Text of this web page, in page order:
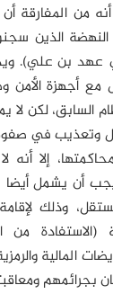
أنه من المفارقة
الذين
عهد بن علي).
مع أجهزة الأمن
السابق، لكن لا
وتعذيب في
إلا أنه
أن يشمل
وذلك لإقامة
(الاستفادة
المالية
بجرائمهم